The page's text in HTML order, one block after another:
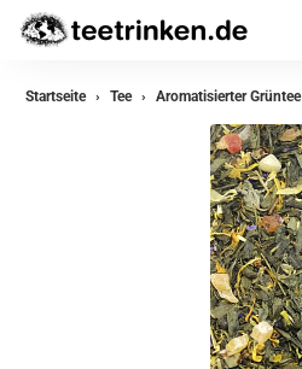
zurück
Startseite Tee Aromatisierter Grüntee